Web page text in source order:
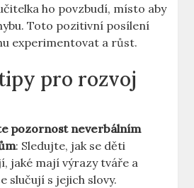
ho povzbudí, místo aby
Toto pozitivní ​posílení
experimentovat ⁤a růst.
pro rozvoj
pozornost neverbálním
: Sledujte, ⁤jak se děti
jaké mají⁢ výrazy tváře a
slučují s jejich slovy.